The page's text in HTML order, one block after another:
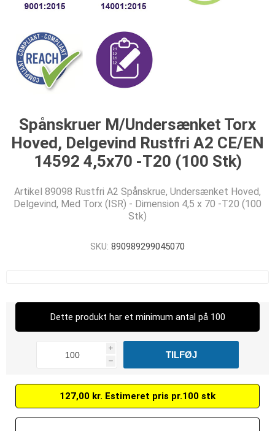
Spånskruer M/Undersænket Torx
Hoved, Delgevind Rustfri A2 CE/EN
14592 4,5x70 -T20 (100 Stk)
Artikel 89098 Rustfri A2 Spånskrue, Undersænket Hoved,
Delgevind, Med Torx (ISR) - Dimension 4,5 x 70 -T20 (100
Stk)
SKU: 890989299045070
Dette produkt har et minimum antal på 100
i
h
127,00 kr. Estimeret pris pr.100 stk